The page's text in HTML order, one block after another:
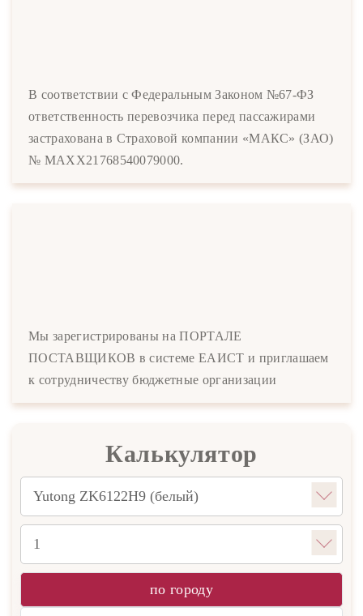
В соответствии с Федеральным Законом №67-ФЗ
ответственность перевозчика перед пассажирами
застрахована в Страховой компании «МАКС» (ЗАО)
№ MAXX21768540079000.
Мы зарегистрированы на ПОРТАЛЕ
ПОСТАВЩИКОВ в системе ЕАИСТ и приглашаем
к сотрудничеству бюджетные организации
Калькулятор
по городу